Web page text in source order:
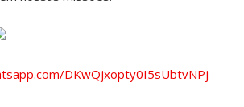
DKwQjxopty0I5sUbtvNPj